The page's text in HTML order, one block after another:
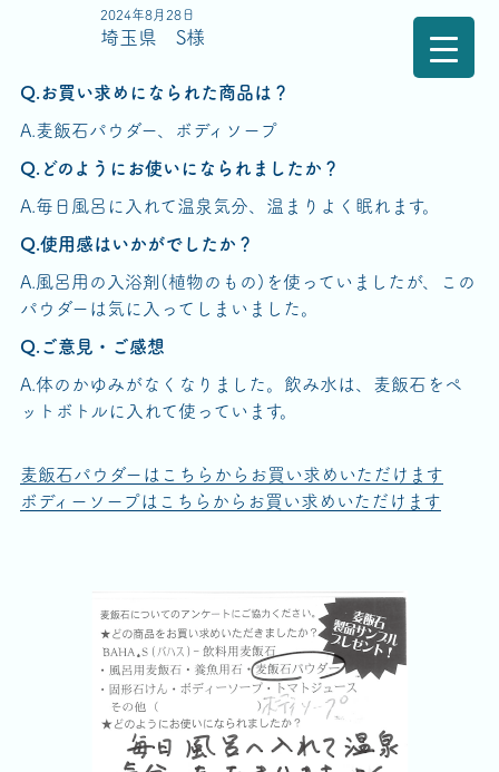
2024年8月28日
埼玉県 S様
Q.お買い求めになられた商品は？
A.麦飯石パウダー、ボディソープ
Q.どのようにお使いになられましたか？
A.毎日風呂に入れて温泉気分、温まりよく眠れます。
Q.使用感はいかがでしたか？
A.風呂用の入浴剤(植物のもの)を使っていましたが、この
パウダーは気に入ってしまいました。
Q.ご意見・ご感想
A.体のかゆみがなくなりました。飲み水は、麦飯石をペ
ットボトルに入れて使っています。
麦飯石パウダーはこちらからお買い求めいただけます
ボディーソープはこちらからお買い求めいただけます